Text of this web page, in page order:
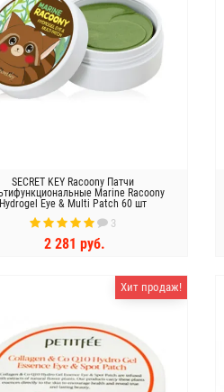
SECRET KEY Racoony Патчи
Marine Racoony
Hydrogel Eye & Multi Patch 60 шт
3
2 281 руб.
Хит продаж!